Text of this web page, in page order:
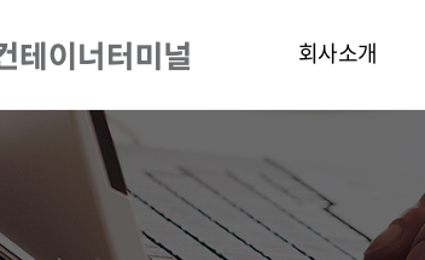
회사소개
연혁
조직 및 연락처